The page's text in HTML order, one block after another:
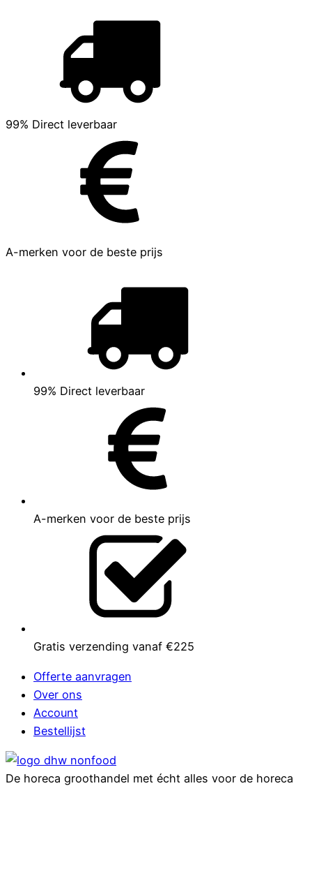
99% Direct leverbaar
A-merken voor de beste prijs
99% Direct leverbaar
A-merken voor de beste prijs
Gratis verzending vanaf €225
Offerte aanvragen
Over ons
Account
Bestellijst
De horeca groothandel met écht alles voor de horeca